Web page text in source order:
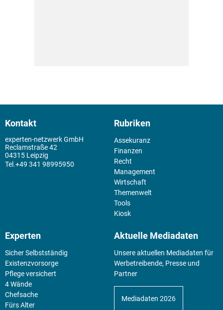
Kontakt
experten-netzwerk GmbH
Reclamstraße 42
04315 Leipzig
+49 341 98995950
Rubriken
Assekuranz
Finanzen
Recht
Management
Wirtschaft
Themenwelt
Tools
Kiosk
Experten
Sicher Selbstständig
Existenz­vorsorge
Pflege versichert
4 Wände
Chefsache
Fürs Alter
Aktuelle Mediadaten
Unsere aktuellen Mediadaten für
Werbetreibende, Presse und
Partner
Mediadaten 2026